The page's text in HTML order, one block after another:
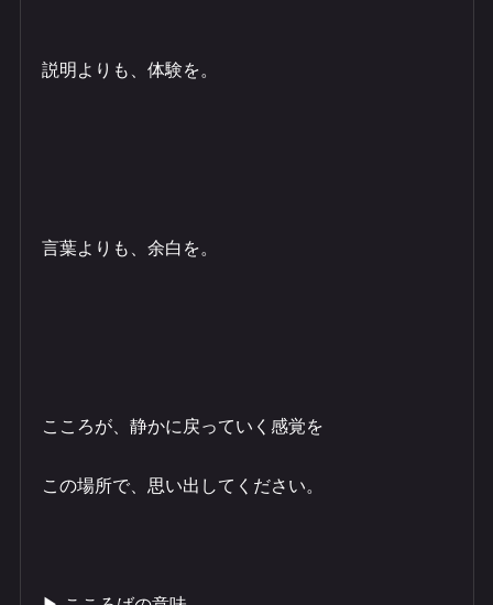
説明よりも、体験を。
言葉よりも、余白を。
こころが、静かに戻っていく感覚を
この場所で、思い出してください。